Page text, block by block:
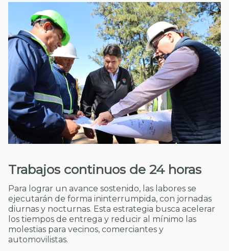
Trabajos continuos de 24 horas
Para lograr un avance sostenido, las labores se
ejecutarán de forma ininterrumpida, con jornadas
diurnas y nocturnas. Esta estrategia busca acelerar
los tiempos de entrega y reducir al mínimo las
molestias para vecinos, comerciantes y
automovilistas.